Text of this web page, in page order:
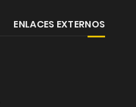
ENLACES EXTERNOS